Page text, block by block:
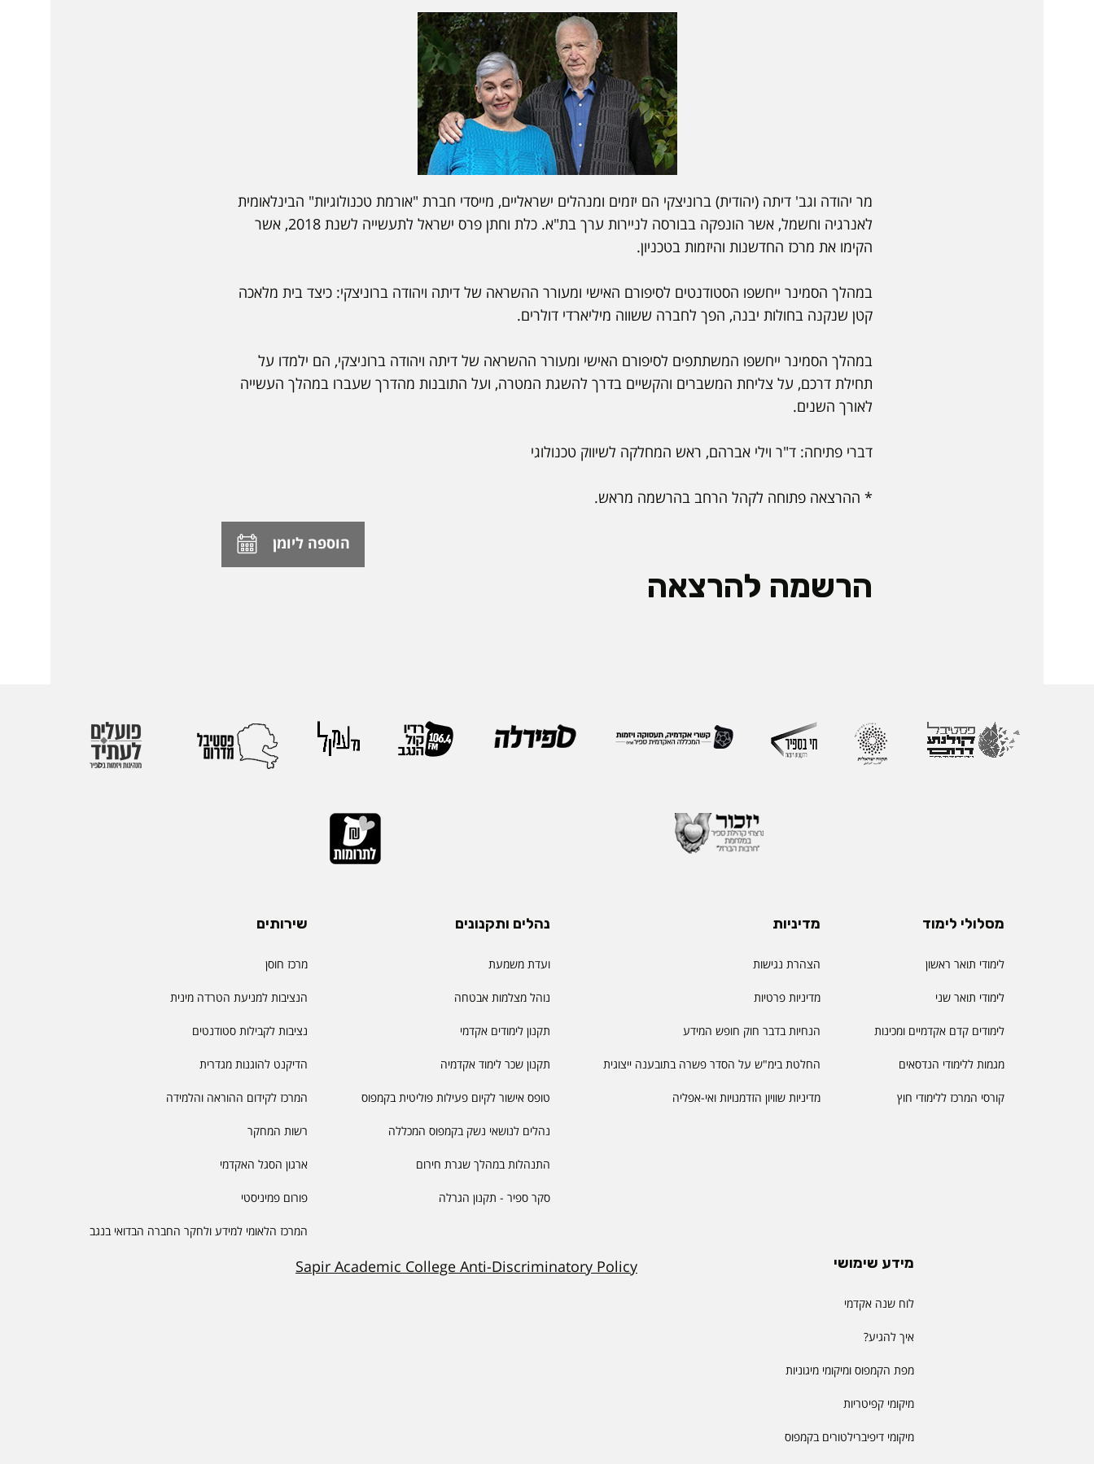
מר יהודה וגב' דיתה (יהודית) ברוניצקי הם יזמים ומנהלים ישראליים, מייסדי חברת "אורמת טכנולוגיות" הבינלאומית
לאנרגיה וחשמל, אשר הונפקה בבורסה לניירות ערך בת"א. כלת וחתן פרס ישראל לתעשייה לשנת 2018, אשר
הקימו את מרכז החדשנות והיזמות בטכניון.
במהלך הסמינר ייחשפו הסטודנטים לסיפורם האישי ומעורר ההשראה של דיתה ויהודה ברוניצקי: כיצד בית מלאכה
קטן שנקנה בחולות יבנה, הפך לחברה ששווה מיליארדי דולרים.
במהלך הסמינר ייחשפו המשתתפים לסיפורם האישי ומעורר ההשראה של דיתה ויהודה ברוניצקי, הם ילמדו על
תחילת דרכם, על צליחת המשברים והקשיים בדרך להשגת המטרה, ועל התובנות מהדרך שעברו במהלך העשייה
לאורך השנים.
דברי פתיחה: ד"ר וילי אברהם, ראש המחלקה לשיווק טכנולוגי
* ההרצאה פתוחה לקהל הרחב בהרשמה מראש.
הוספה ליומן
הרשמה להרצאה
מסלולי לימוד
לימודי תואר ראשון
לימודי תואר שני
לימודים קדם אקדמיים ומכינות
מגמות ללימודי הנדסאים
קורסי המרכז ללימודי חוץ
מדיניות
הצהרת נגישות
מדיניות פרטיות
הנחיות בדבר חוק חופש המידע
החלטת בימ"ש על הסדר פשרה בתובענה ייצוגית
מדיניות שוויון הזדמנויות ואי-אפליה
נהלים ותקנונים
ועדת משמעת
נוהל מצלמות אבטחה
תקנון לימודים אקדמי
תקנון שכר לימוד אקדמיה
טופס אישור לקיום פעילות פוליטית בקמפוס
נהלים לנושאי נשק בקמפוס המכללה
התנהלות במהלך שגרת חירום
סקר ספיר - תקנון הגרלה
שירותים
מרכז חוסן
הנציבות למניעת הטרדה מינית
נציבות לקבילות סטודנטים
הדיקנט להוגנות מגדרית
המרכז לקידום ההוראה והלמידה
רשות המחקר
ארגון הסגל האקדמי
פורום פמיניסטי
המרכז הלאומי למידע ולחקר החברה הבדואי בנגב
מידע שימושי
לוח שנה אקדמי
איך להגיע?
מפת הקמפוס ומיקומי מיגוניות
מיקומי קפיטריות
מיקומי דיפיברילטורים בקמפוס
Sapir Academic College Anti-Discriminatory Policy